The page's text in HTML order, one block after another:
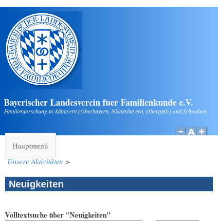
Direkt zum Inhalt
Bayerischer Landesverein fuer Familienkunde e.V.
Familienforschung in Altbayern (Oberbayern, Niederbayern, Oberpfalz) und Schwaben
Hauptmenü
Unsere Aktivitäten >
Neuigkeiten
Volltextsuche über "Neuigkeiten"